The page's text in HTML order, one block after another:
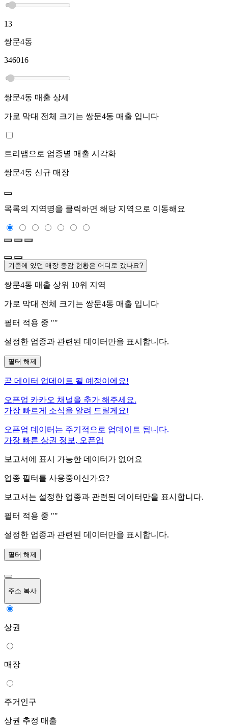
13
쌍문4동
346016
쌍문4동 매출 상세
가로 막대 전체 크기는 쌍문4동 매출 입니다
트리맵으로 업종별 매출 시각화
쌍문4동 신규 매장
목록의 지역명을 클릭하면 해당 지역으로 이동해요
기존에 있던 매장 증감 현황은 어디로 갔나요?
쌍문4동 매출 상위 10위 지역
가로 막대 전체 크기는 쌍문4동 매출 입니다
필터 적용 중 ""
설정한 업종과 관련된 데이터만을 표시합니다.
필터 해제
곧 데이터 업데이트 될 예정이에요!
오픈업 카카오 채널을 추가 해주세요.
가장 빠르게 소식을 알려 드릴게요!
오픈업 데이터는 주기적으로 업데이트 됩니다.
가장 빠른 상권 정보, 오픈업
보고서에 표시 가능한 데이터가 없어요
업종 필터를 사용중이신가요?
보고서는 설정한 업종과 관련된 데이터만을 표시합니다.
필터 적용 중 ""
설정한 업종과 관련된 데이터만을 표시합니다.
필터 해제
주소 복사
상권
매장
주거인구
상권 추정 매출